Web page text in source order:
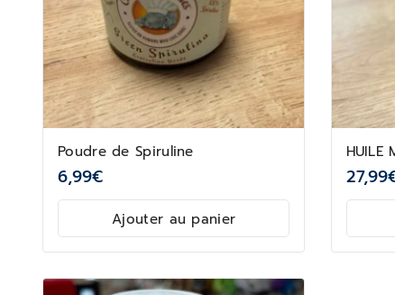
Poudre de Spiruline
6,99€
Ajouter au panier
HUILE
27,99